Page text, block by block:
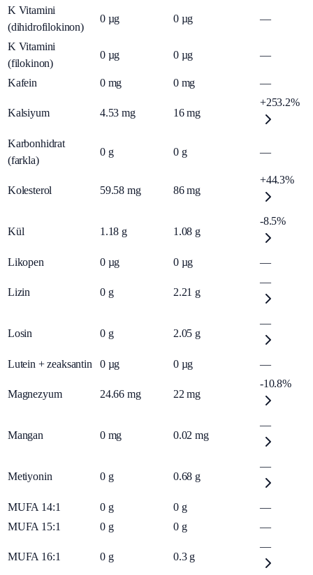
K Vitamini
(dihidrofilokinon)
0 µg 0 µg —
K Vitamini
(filokinon)
0 µg 0 µg —
Kafein 0 mg 0 mg —
Kalsiyum 4.53 mg 16 mg
+253.2%
Karbonhidrat
(farkla)
0 g 0 g —
Kolesterol 59.58 mg 86 mg
+44.3%
Kül 1.18 g 1.08 g
-8.5%
Likopen 0 µg 0 µg —
Lizin 0 g 2.21 g
—
Losin 0 g 2.05 g
—
Lutein + zeaksantin 0 µg 0 µg —
Magnezyum 24.66 mg 22 mg
-10.8%
Mangan 0 mg 0.02 mg
—
Metiyonin 0 g 0.68 g
—
MUFA 14:1 0 g 0 g
—
MUFA 15:1
0 g 0 g —
MUFA 16:1 0 g 0.3 g
—